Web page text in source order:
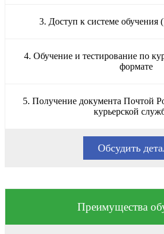
3. Доступ к системе обучения
4. Обучение и тестирование по
формате
5. Получение документа Почтой
курьерской
Обсудить
Преимущества